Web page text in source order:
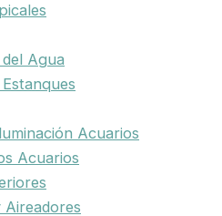
Agua
Acuarios
Acuarios
Aireadores